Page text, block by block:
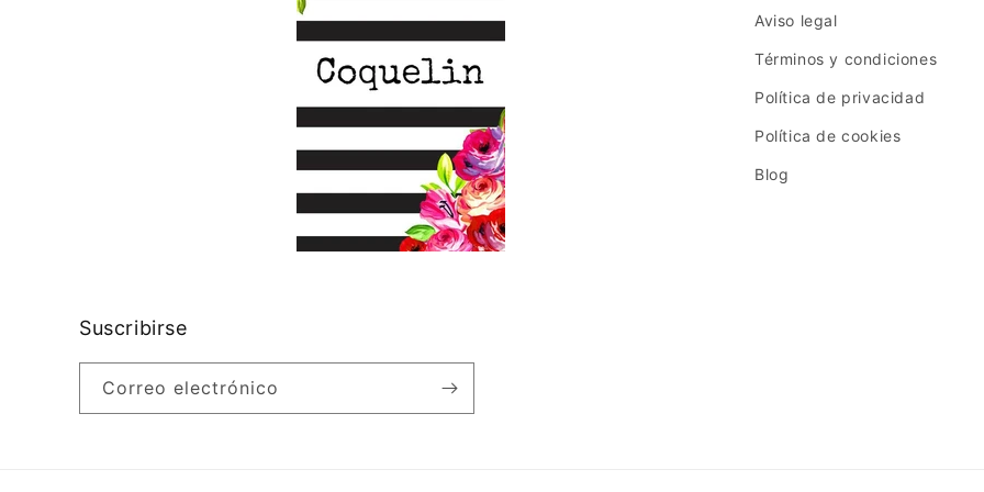
Aviso legal
Términos y condiciones
Política de privacidad
Política de cookies
Blog
Suscribirse
Correo electrónico